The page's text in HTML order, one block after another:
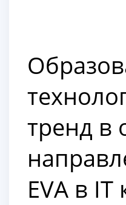
тренд в
EVA в